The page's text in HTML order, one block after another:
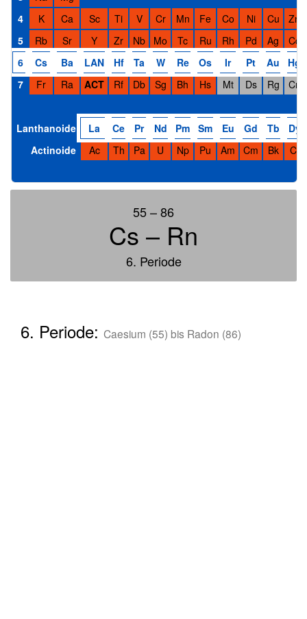
4
K Ca Sc Ti V Cr Mn Fe Co Ni Cu
Zn
5
Rb Sr Y Zr Nb Mo Tc Ru Rh Pd Ag
Cd
6
Cs Ba LAN Hf Ta W Re Os Ir Pt Au
Hg
7
Fr Ra ACT Rf Db Sg Bh Hs Mt Ds Rg Cn
Lanthanoide La Ce Pr Nd Pm Sm Eu Gd Tb
Dy
Actinoide
Ac Th Pa U Np Pu Am Cm Bk Cf
55 – 86
Cs – Rn
6. Periode
6. Periode: Caesium (55) bis Radon (86)